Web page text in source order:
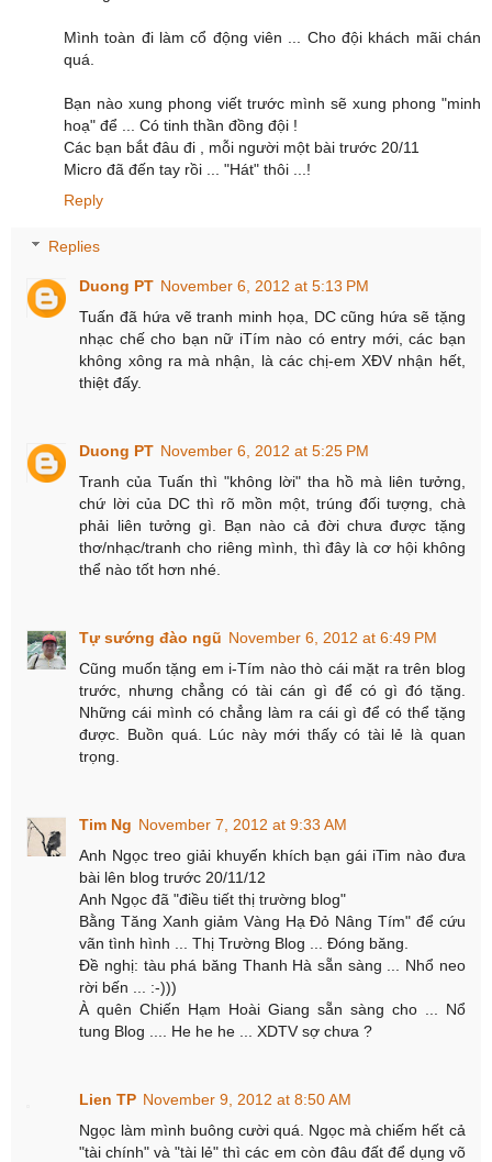
Mình toàn đi làm cổ động viên ... Cho đội khách mãi chán
quá.
Bạn nào xung phong viết trước mình sẽ xung phong "minh
hoạ" để ... Có tinh thần đồng đội !
Các bạn bắt đâu đi , mỗi người một bài trước 20/11
Micro đã đến tay rồi ... "Hát" thôi ...!
Reply
Replies
Duong PT November 6, 2012 at 5:13 PM
Tuấn đã hứa vẽ tranh minh họa, DC cũng hứa sẽ tặng
nhạc chế cho bạn nữ iTím nào có entry mới, các bạn
không xông ra mà nhận, là các chị-em XĐV nhận hết,
thiệt đấy.
Duong PT November 6, 2012 at 5:25 PM
Tranh của Tuấn thì "không lời" tha hồ mà liên tưởng,
chứ lời của DC thì rõ mồn một, trúng đối tượng, chà
phải liên tưởng gì. Bạn nào cả đời chưa được tặng
thơ/nhạc/tranh cho riêng mình, thì đây là cơ hội không
thể nào tốt hơn nhé.
Tự sướng đào ngũ November 6, 2012 at 6:49 PM
Cũng muốn tặng em i-Tím nào thò cái mặt ra trên blog
trước, nhưng chẳng có tài cán gì để có gì đó tặng.
Những cái mình có chẳng làm ra cái gì để có thể tặng
được. Buồn quá. Lúc này mới thấy có tài lẻ là quan
trọng.
Tim Ng November 7, 2012 at 9:33 AM
Anh Ngọc treo giải khuyến khích bạn gái iTim nào đưa
bài lên blog trước 20/11/12
Anh Ngọc đã "điều tiết thị trường blog"
Bằng Tăng Xanh giảm Vàng Hạ Đỏ Nâng Tím" để cứu
vãn tình hình ... Thị Trường Blog ... Đóng băng.
Đề nghị: tàu phá băng Thanh Hà sẵn sàng ... Nhổ neo
rời bến ... :-)))
À quên Chiến Hạm Hoài Giang sẵn sàng cho ... Nổ
tung Blog .... He he he ... XDTV sợ chưa ?
Lien TP November 9, 2012 at 8:50 AM
Ngọc làm mình buông cười quá. Ngọc mà chiếm hết cả
"tài chính" và "tài lẻ" thì các em còn đâu đất để dụng võ